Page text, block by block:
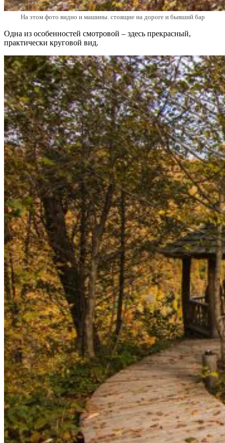
На этом фото видно и машины. стоящие на дороге и бывший бар
Одна из особенностей смотровой – здесь прекрасный,
практически круговой вид.